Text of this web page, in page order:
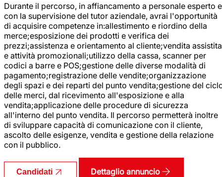
Durante il percorso, in affiancamento a personale esperto e
con la supervisione del tutor aziendale, avrai l'opportunità
di acquisire competenze in:allestimento e riordino della
merce;esposizione dei prodotti e verifica dei
prezzi;assistenza e orientamento al cliente;vendita assistita
e attività promozionali;utilizzo della cassa, scanner per
codici a barre e POS;gestione delle diverse modalità di
pagamento;registrazione delle vendite;organizzazione
degli spazi e dei reparti del punto vendita;gestione del
delle merci, dal ricevimento all'esposizione e alla
vendita;applicazione delle procedure di sicurezza
all'interno del punto vendita. Il percorso permetterà inoltre
di sviluppare capacità di comunicazione con il cliente,
ascolto delle esigenze, vendita e gestione della relazione
con il pubblico.
Candidati Dettaglio annuncio